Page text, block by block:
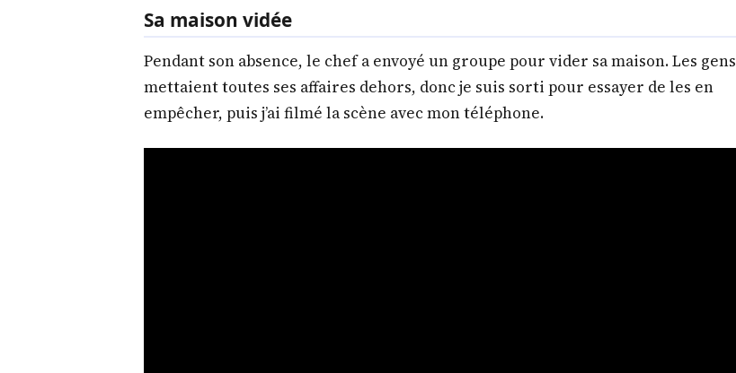
Sa maison vidée
Pendant son absence, le chef a envoyé un groupe pour vider sa maison. Les gens
mettaient toutes ses affaires dehors, donc je suis sorti pour essayer de les en
empêcher, puis j’ai filmé la scène avec mon téléphone.